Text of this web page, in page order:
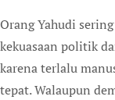
Orang Yahudi
kekuasaan politik
karena terlalu
tepat. Walaupun